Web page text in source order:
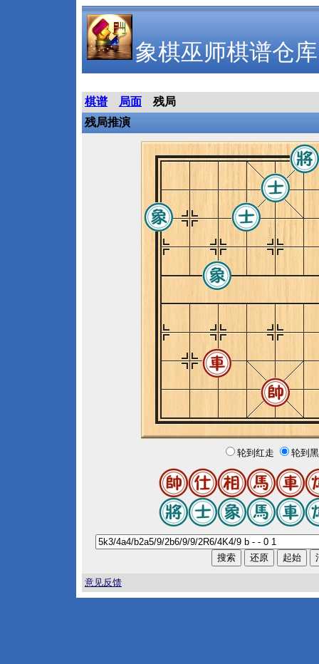
象棋巫师棋谱仓库
棋谱 局面
残局
残局推演
轮到红走 轮到
意见反馈